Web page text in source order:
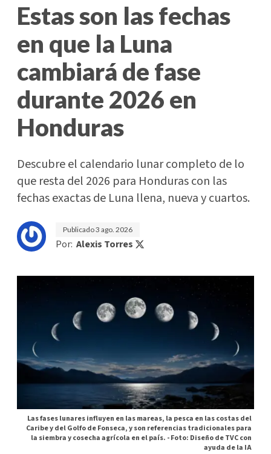
Estas son las fechas
en que la Luna
cambiará de fase
durante 2026 en
Honduras
Descubre el calendario lunar completo de lo
que resta del 2026 para Honduras con las
fechas exactas de Luna llena, nueva y cuartos.
Publicado3 ago. 2026
Por: Alexis Torres
Las fases lunares influyen en las mareas, la pesca en las costas del
Caribe y del Golfo de Fonseca, y son referencias tradicionales para
la siembra y cosecha agrícola en el país. -Foto: Diseño de TVC con
ayuda de la IA